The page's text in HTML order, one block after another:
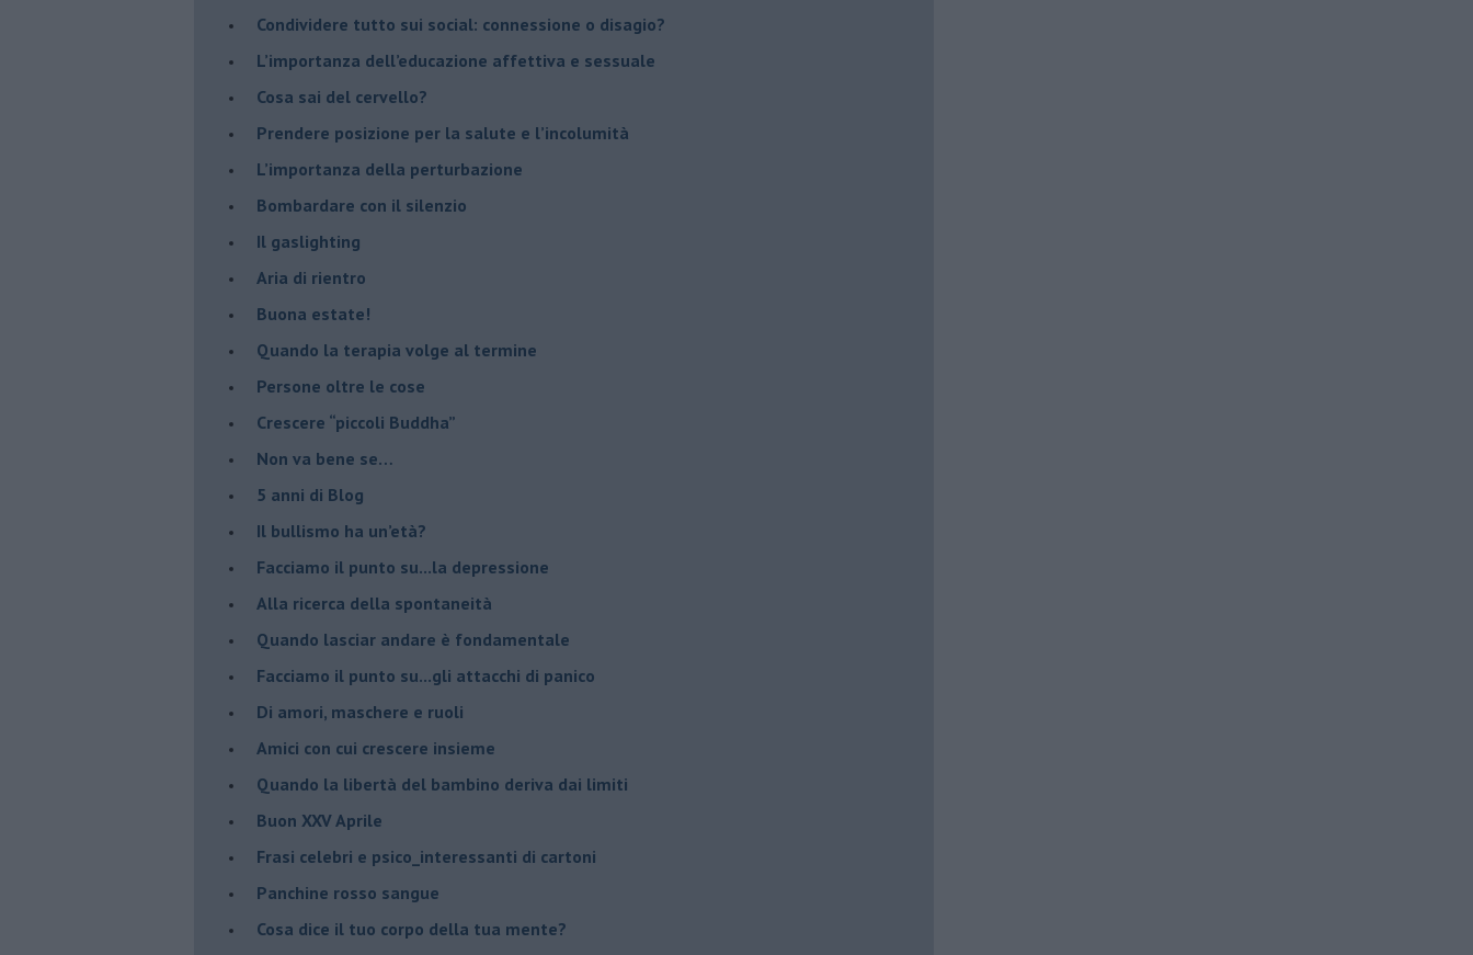
​Condividere tutto sui social: connessione o disagio?
​L’importanza dell’educazione affettiva e sessuale
​Cosa sai del cervello?
Prendere posizione per la salute e l’incolumità
L’importanza della perturbazione
​Bombardare con il silenzio
Il gaslighting
Aria di rientro
Buona estate!
​Quando la terapia volge al termine
​Persone oltre le cose
​Crescere “piccoli Buddha”
Non va bene se…
​5 anni di Blog
​Il bullismo ha un’età?
Facciamo il punto su...la depressione
​Alla ricerca della spontaneità
​Quando lasciar andare è fondamentale
Facciamo il punto su...gli attacchi di panico
Di amori, maschere e ruoli
​Amici con cui crescere insieme
​Quando la libertà del bambino deriva dai limiti
Buon XXV Aprile
​Frasi celebri e psico_interessanti di cartoni
​Panchine rosso sangue
​Cosa dice il tuo corpo della tua mente?